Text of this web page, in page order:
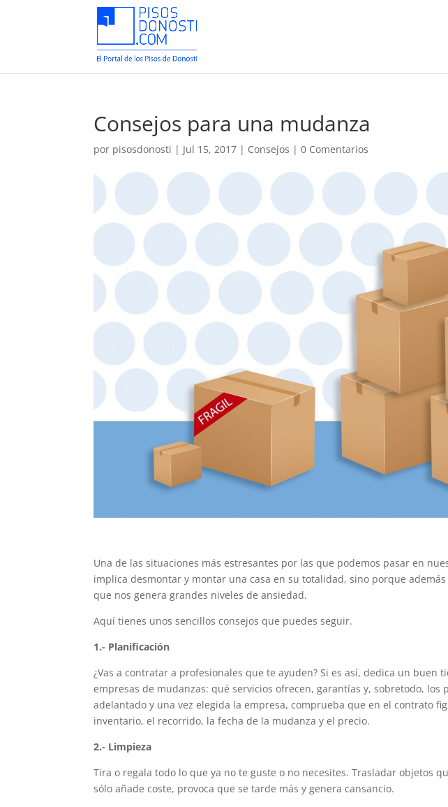
Consejos para una mudanza
por pisosdonosti | Jul 15, 2017 | Consejos |0 Comentarios
Una de las situaciones más estresantes por las que podemos pasar en
implica desmontar y montar una casa en su totalidad, sino porque
que nos genera grandes niveles de ansiedad.
Aquí tienes unos sencillos consejos que puedes seguir.
1.- Planificación
¿Vas a contratar a profesionales que te ayuden? Si es así, dedica un buen
empresas de mudanzas: qué servicios ofrecen, garantías y, sobretodo, los
adelantado y una vez elegida la empresa, comprueba que en el contrato
inventario, el recorrido, la fecha de la mudanza y el precio.
2.- Limpieza
Tira o regala todo lo que ya no te guste o no necesites. Trasladar objetos
sólo añade coste, provoca que se tarde más y genera cansancio.